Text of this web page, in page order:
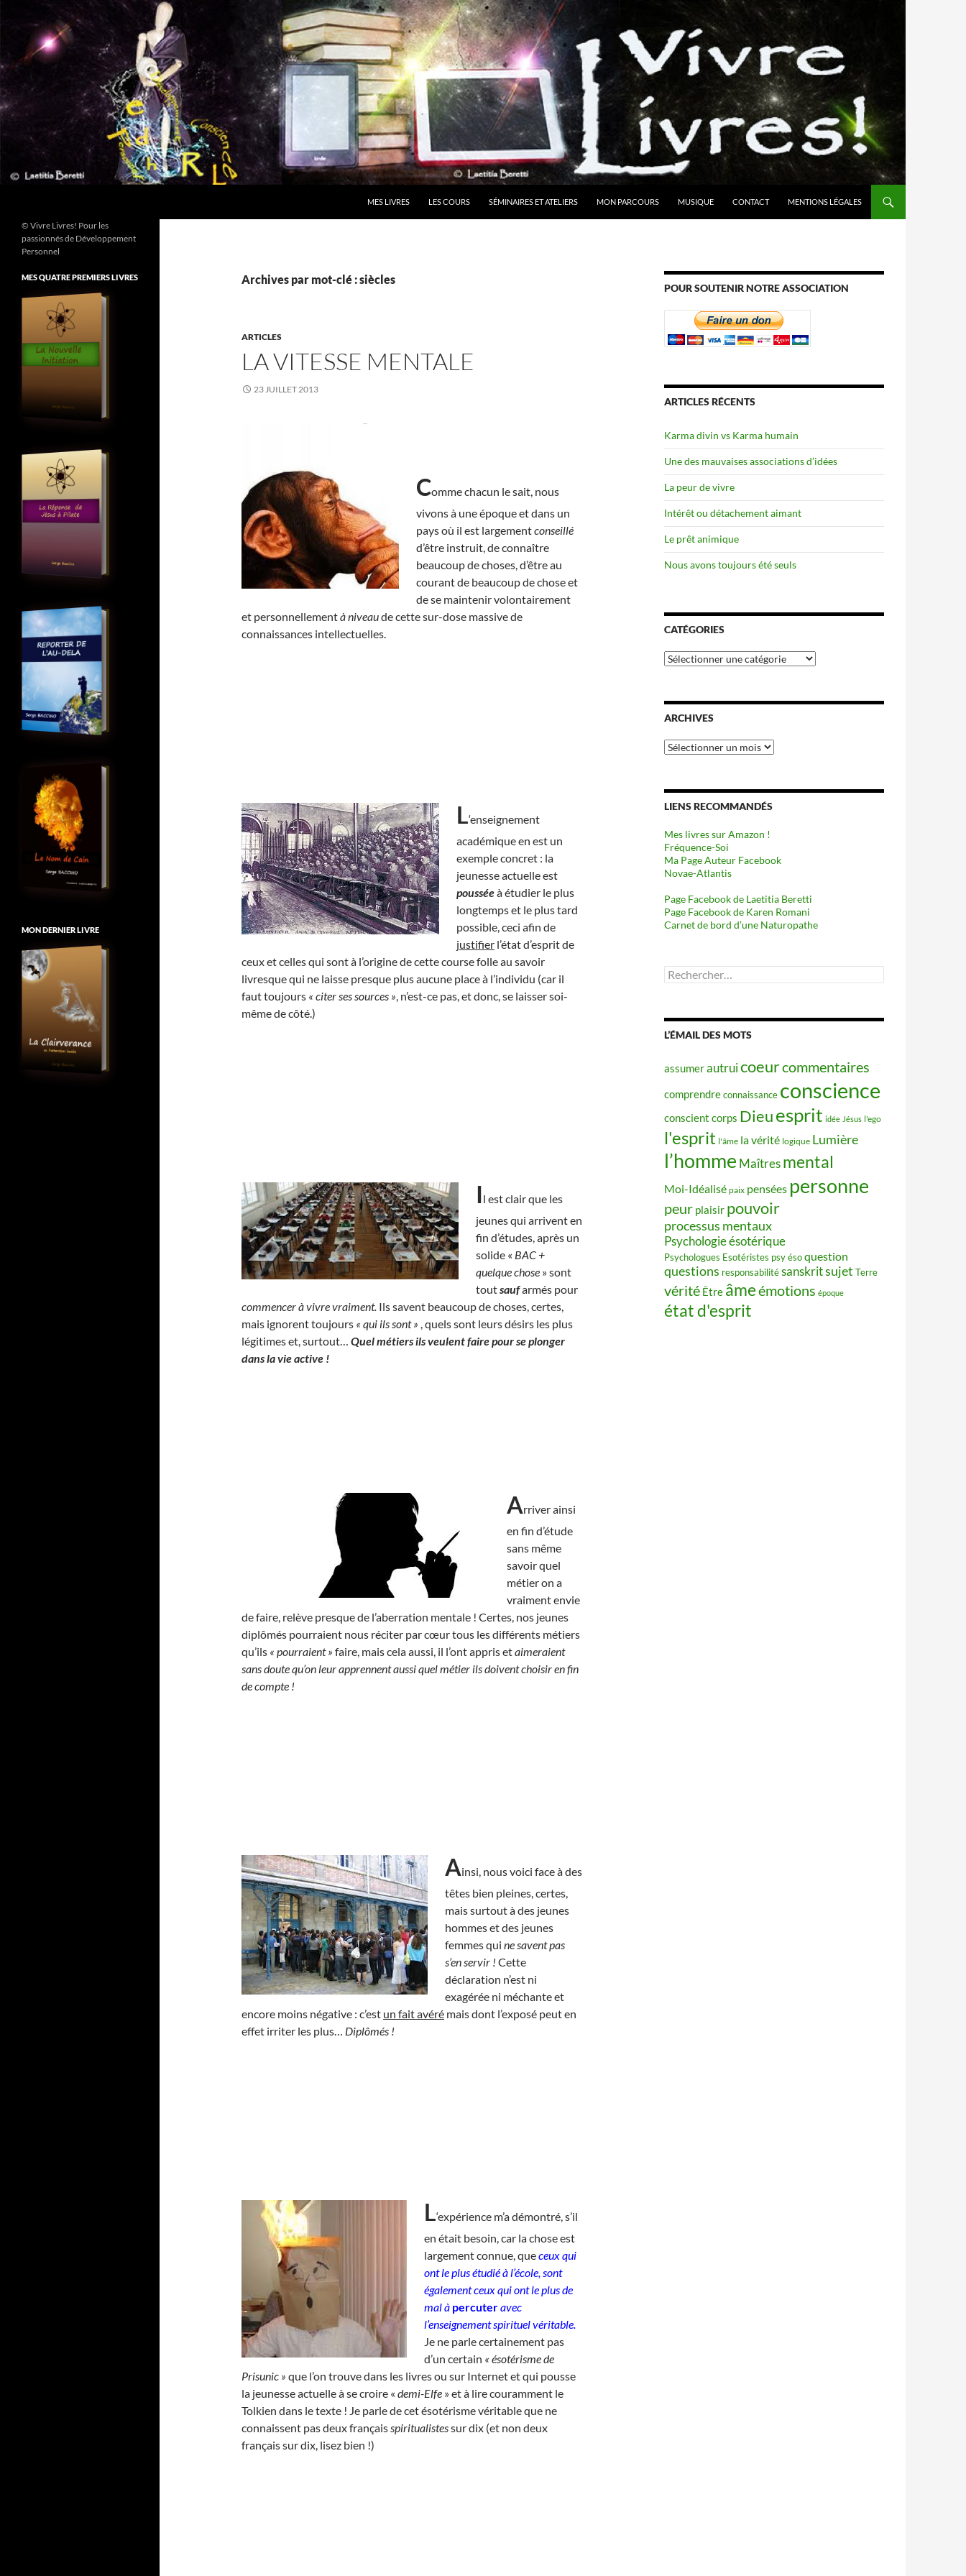
contenu
MES LIVRES LES COURS SÉMINAIRES ET ATELIERS MON PARCOURS MUSIQUE CONTACT MENTIONS LÉGALES
Archives par mot-clé : siècles
ARTICLES
LA VITESSE MENTALE
23 JUILLET 2013
Comme chacun le sait, nous
vivons à une époque et dans un
pays où il est largementconseillé
d’être instruit, de connaître
beaucoup de choses, d’être au
courant de beaucoup de chose et
de se maintenir volontairement
et personnellementà niveaude cette sur-dose massive de
connaissances intellectuelles.
L‘enseignement
académique en est un
exemple concret : la
jeunesse actuelle est
pousséeà étudier le plus
longtemps et le plus tard
possible, ceci afin de
justifier l’état d’esprit de
ceux et celles qui sont à l’origine de cette course folle au savoir
livresque qui ne laisse presque plus aucune place à l’individu (car il
faut toujours « citer ses sources », n’est-ce pas, et donc, se laisser soi-
même de côté.)
Il est clair que les
jeunes qui arrivent en
fin d’études, après un
solide « BAC +
quelque chose » sont
toutsaufarmés pour
commencer à vivre vraiment. Ils savent beaucoup de choses, certes,
mais ignorent toujours « qui ils sont » , quels sont leurs désirs les plus
légitimes et, surtout… Quel métiers ils veulent faire pour se plonger
dans la vie active !
Arriver ainsi
en fin d’étude
sans même
savoir quel
métier on a
vraiment envie
de faire, relève presque de l’aberration mentale ! Certes, nos jeunes
diplômés pourraient nous réciter par cœur tous les différents métiers
qu’ils « pourraient » faire, mais cela aussi, il l’ont appris etaimeraient
sans doute qu’on leur apprennent aussi quel métier ils doivent choisir en fin
de compte !
Ainsi, nous voici face à des
têtes bien pleines, certes,
mais surtout à des jeunes
hommes et des jeunes
femmes qui ne savent pas
s’en servir ! Cette
déclaration n’est ni
exagérée ni méchante et
encore moins négative : c’est un fait avéré mais dont l’exposé peut en
effet irriter les plus… Diplômés !
L‘expérience m’a démontré, s’il
en était besoin, car la chose est
largement connue, queceux qui
ont le plus étudié à l’école, sont
également ceux qui ont le plus de
mal à percuteravec
l’enseignement spirituel véritable.
Je ne parle certainement pas
d’un certain « ésotérisme de
Prisunic » que l’on trouve dans les livres ou sur Internet et qui pousse
la jeunesse actuelle à se croire « demi-Elfe » et à lire couramment le
Tolkien dans le texte ! Je parle de cet ésotérisme véritable que ne
connaissent pas deux françaisspiritualistessur dix (et non deux
français sur dix, lisez bien !)
POUR SOUTENIR NOTRE ASSOCIATION
ARTICLES RÉCENTS
Karma divin vs Karma humain
Une des mauvaises associations d’idées
La peur de vivre
Intérêt ou détachement aimant
Le prêt animique
Nous avons toujours été seuls
CATÉGORIES
Catégories
ARCHIVES
Archives
LIENS RECOMMANDÉS
Mes livres sur Amazon !
Fréquence-Soi
Ma Page Auteur Facebook
Novae-Atlantis
Page Facebook de Laetitia Beretti
Page Facebook de Karen Romani
Carnet de bord d’une Naturopathe
Rechercher :
L’ÉMAIL DES MOTS
assumerautruicoeurcommentaires
comprendreconnaissance conscience
conscient corps Dieuesprit idée Jésus l'ego
l'esprit l'âme la vérité logique Lumière
l’homme Maîtres mental
Moi-Idéalisé paix pensées personne
peur plaisir pouvoir
processus mentaux
Psychologie ésotérique
Psychologues Esotéristes psy ésoquestion
questions responsabilitésanskritsujet Terre
vérité Être âmeémotions époque
état d'esprit
© Vivre Livres! Pour les
passionnés de Développement
Personnel
MES QUATRE PREMIERS LIVRES
MON DERNIER LIVRE